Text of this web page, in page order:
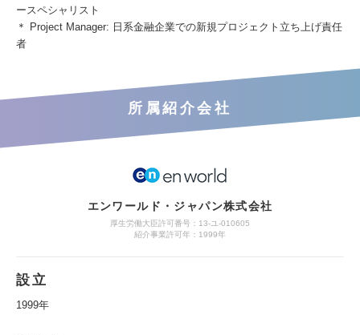
ースペシャリスト
＊ Project Manager: 日系金融企業での新規プロジェクト立ち上げ責任
者
所属紹介会社
エンワールド・ジャパン株式会社
厚生労働大臣許可番号：13-ユ-010605
紹介事業許可年：1999年
設立
1999年